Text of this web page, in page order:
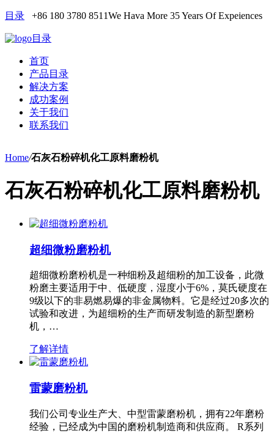
目录 +86 180 3780 8511We Hava More 35 Years Of Expeiences
目录
首页
产品目录
解决方案
成功案例
关于我们
联系我们
Home/石灰石粉碎机化工原料磨粉机
石灰石粉碎机化工原料磨粉机
超细微粉磨粉机
超细微粉磨粉机是一种细粉及超细粉的加工设备，此微
粉磨主要适用于中、低硬度，湿度小于6%，莫氏硬度在
9级以下的非易燃易爆的非金属物料。它是经过20多次的
试验和改进，为超细粉的生产而研发制造的新型磨粉
机，…
了解详情
雷蒙磨粉机
我们公司专业生产大、中型雷蒙磨粉机，拥有22年磨粉
经验，已经成为中国的磨粉机制造商和供应商。 R系列